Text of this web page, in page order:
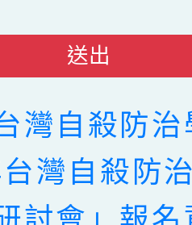
送出
灣自殺防
台灣自殺防